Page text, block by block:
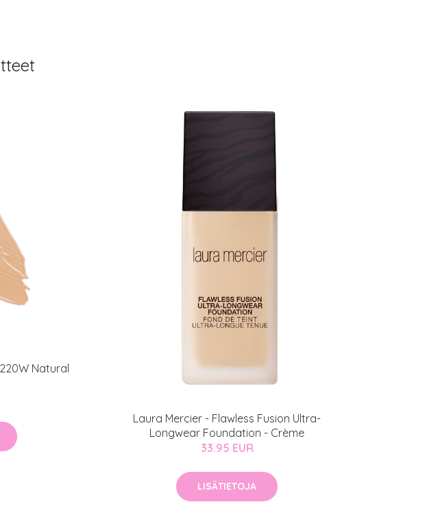
Natural
Laura Mercier - Flawless Fusion Ultra-
Longwear Foundation - Crème
33.95 EUR
LISÄTIETOJA